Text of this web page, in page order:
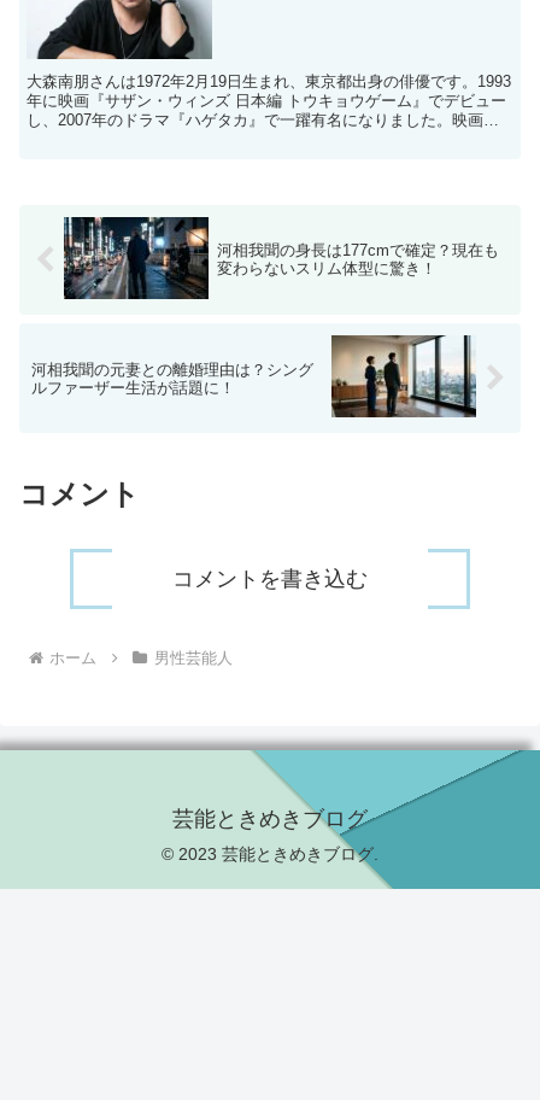
大森南朋さんは1972年2月19日生まれ、東京都出身の俳優です。1993
年に映画『サザン・ウィンズ 日本編 トウキョウゲーム』でデビュー
し、2007年のドラマ『ハゲタカ』で一躍有名になりました。映画や
河相我聞の身長は177cmで確定？現在も
変わらないスリム体型に驚き！
河相我聞の元妻との離婚理由は？シング
ルファーザー生活が話題に！
コメント
コメントを書き込む
ホーム 男性芸能人
芸能ときめきブログ
© 2023 芸能ときめきブログ.